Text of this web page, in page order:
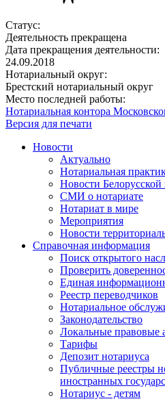
Статус:
Деятельность прекращена
Дата прекращения деятельности:
24.09.2018
Нотариальный округ:
Брестский нотариальный округ
Место последней работы:
Нотариальная контора
Версия для печати
Новости
Актуально
Нотариальная
Новости
СМИ о нотариате
Нотариат в мире
Мероприятия
Новости
Справочная информация
Поиск открытого
Проверить
Единая
Реестр переводчиков
Нотариальное
Законодательство
Локальные
Тарифы
Депозит нотариуса
Публичные реестры
иностранных
Нотариус - детям